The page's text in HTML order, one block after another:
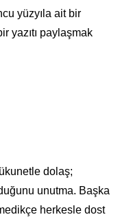
yüzyıla ait bir
yazıtı paylaşmak
dolaş;
unutma. Başka
herkesle dost